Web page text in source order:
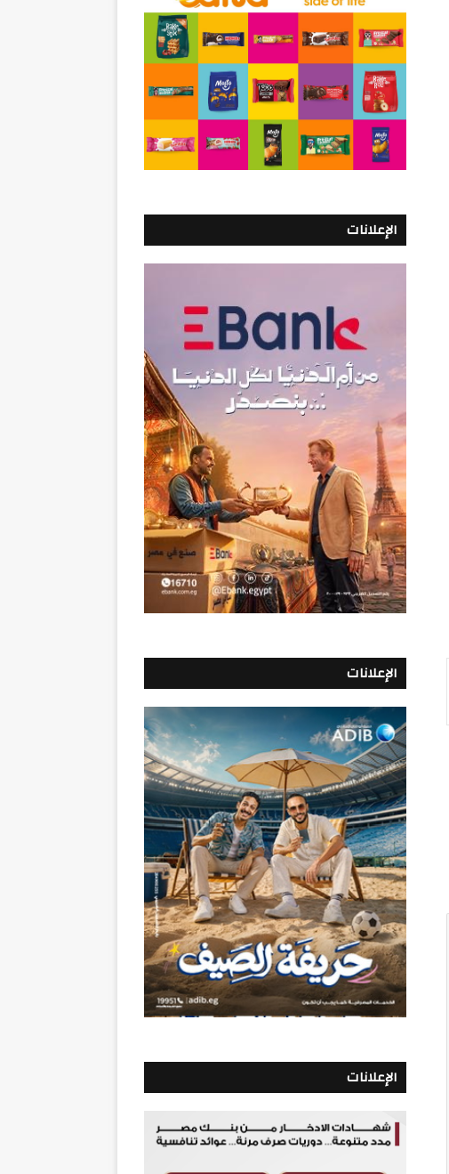
الإعلانات
الإعلانات
الإعلانات